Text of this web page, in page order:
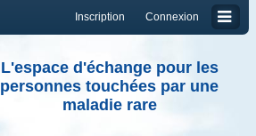
Connexion
Inscription
L'espace d'échange pour les
personnes touchées par une
maladie rare